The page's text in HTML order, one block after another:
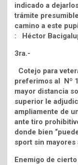
indicado a
trámite
camino a este
: Héctor
3ra.-
Cotejo para
preferimos al Nº
mayor distancia
superior le
ampliamente de
ante tiro
donde bien
sport sin mayores
Enemigo de